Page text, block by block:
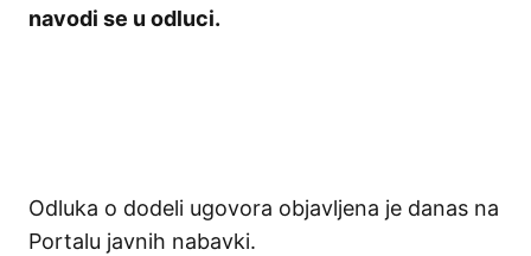
navodi se u odluci.
Odluka o dodeli ugovora objavljena je danas na
Portalu javnih nabavki.